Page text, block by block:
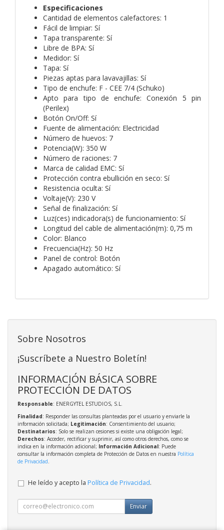
Especificaciones
Cantidad de elementos calefactores: 1
Fácil de limpiar: Sí
Tapa transparente: Sí
Libre de BPA: Sí
Medidor: Sí
Tapa: Sí
Piezas aptas para lavavajillas: Sí
Tipo de enchufe: F - CEE 7/4 (Schuko)
Apto para tipo de enchufe: Conexión 5 pin
(Perilex)
Botón On/Off: Sí
Fuente de alimentación: Electricidad
Número de huevos: 7
Potencia(W): 350 W
Número de raciones: 7
Marca de calidad EMC: Sí
Protección contra ebullición en seco: Sí
Resistencia oculta: Sí
Voltaje(V): 230 V
Señal de finalización: Sí
Luz(ces) indicadora(s) de funcionamiento: Sí
Longitud del cable de alimentación(m): 0,75 m
Color: Blanco
Frecuencia(Hz): 50 Hz
Panel de control: Botón
Apagado automático: Sí
Sobre Nosotros
¡Suscríbete a Nuestro Boletín!
INFORMACIÓN BÁSICA SOBRE
PROTECCIÓN DE DATOS
Responsable: ENERGYTEL ESTUDIOS, S.L.
Finalidad: Responder las consultas planteadas por el usuario y enviarle la
información solicitada; Legitimación: Consentimiento del usuario;
Destinatarios: Solo se realizan cesiones si existe una obligación legal;
Derechos: Acceder, rectificar y suprimir, así como otros derechos, como se
indica en la información adicional; Información Adicional: Puede
consultar la información completa de Protección de Datos en nuestra Política
de Privacidad
He leído y acepto la Política de Privacidad.
Enviar